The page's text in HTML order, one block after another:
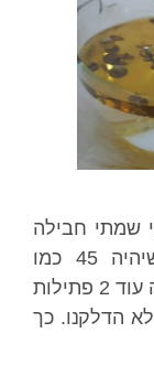
שמתי חבילה
של פתילות, 44 פתילות, ורציתי שיהיה 45 כמו
המשתתפים בלימוד, אז אישתי הוסיפה עוד 2 פתילות
הדלקנו. כך